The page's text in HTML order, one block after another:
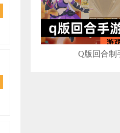
Q版回合制